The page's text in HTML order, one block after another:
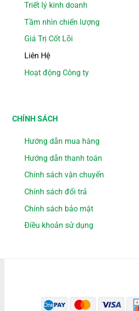
Triết lý kinh doanh
Tầm nhìn chiến lượng
Giá Trị Cốt Lõi
Liên Hệ
Hoạt động Công ty
CHÍNH SÁCH
Hướng dẫn mua hàng
Hướng dẫn thanh toán
Chính sách vận chuyển
Chính sách đổi trả
Chính sách bảo mật
Điều khoản sử dụng